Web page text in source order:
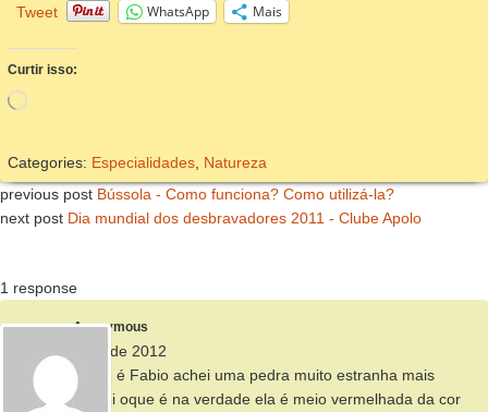
Tweet WhatsApp Mais
Curtir isso:
Carregando...
Categories: Especialidades Natureza
previous post Bússola - Como funciona? Como utilizá-la?
next post Dia mundial dos desbravadores 2011 - Clube Apolo
1 response
Anonymous
20 de março de 2012
Oi meu nome é Fabio achei uma pedra muito estranha mais
bonita não sei oque é na verdade ela é meio vermelhada da cor